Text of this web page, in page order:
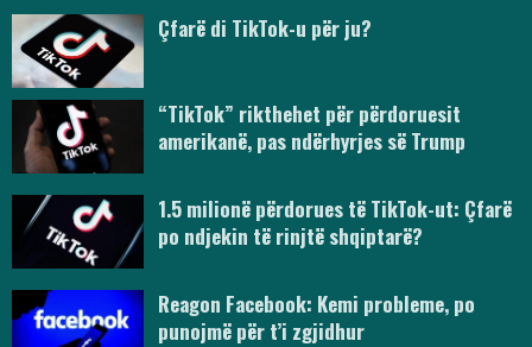
Çfarë di TikTok-u për ju?
“TikTok” rikthehet për përdoruesit
amerikanë, pas ndërhyrjes së Trump
1.5 milionë përdorues të TikTok-ut: Çfarë
po ndjekin të rinjtë shqiptarë?
Reagon Facebook: Kemi probleme, po
punojmë për t’i zgjidhur